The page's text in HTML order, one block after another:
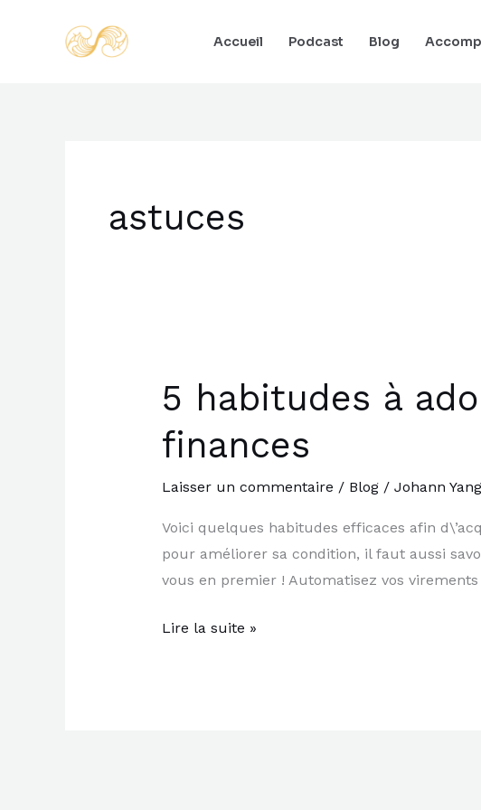
Accueil Podcast Blog
astuces
5 habitudes à
finances
Laisser un commentaire / Blog/ Johann
Voici quelques habitudes efficaces afin
pour améliorer sa condition, il faut aussi
vous en premier ! Automatisez vos
5
habitudes
à
pour
mieux
Lire la suite »